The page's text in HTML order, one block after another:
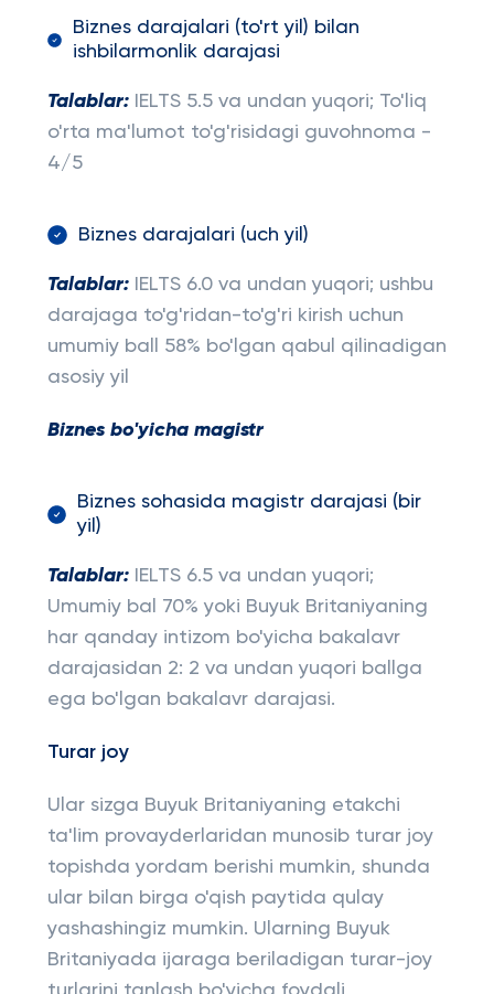
Biznes darajalari (to'rt yil) bilan
ishbilarmonlik darajasi
Talablar:IELTS 5.5 va undan yuqori; To'liq
o'rta ma'lumot to'g'risidagi guvohnoma -
4/5
Biznes darajalari (uch yil)
Talablar:IELTS 6.0 va undan yuqori; ushbu
darajaga to'g'ridan-to'g'ri kirish uchun
umumiy ball 58% bo'lgan qabul qilinadigan
asosiy yil
Biznes bo'yicha magistr
Biznes sohasida magistr darajasi (bir
yil)
Talablar:IELTS 6.5 va undan yuqori;
Umumiy bal 70% yoki Buyuk Britaniyaning
har qanday intizom bo'yicha bakalavr
darajasidan 2: 2 va undan yuqori ballga
ega bo'lgan bakalavr darajasi.
Turar joy
Ular sizga Buyuk Britaniyaning etakchi
ta'lim provayderlaridan munosib turar joy
topishda yordam berishi mumkin, shunda
ular bilan birga o'qish paytida qulay
yashashingiz mumkin. Ularning Buyuk
Britaniyada ijaraga beriladigan turar-joy